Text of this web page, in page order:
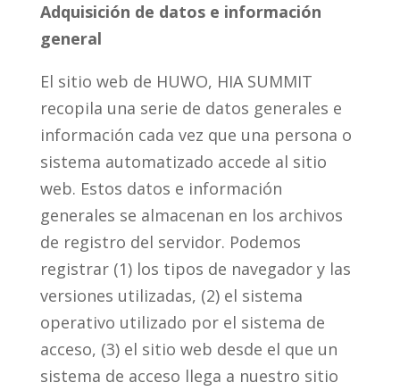
Adquisición de datos e información
general
El sitio web de HUWO, HIA SUMMIT
recopila una serie de datos generales e
información cada vez que una persona o
sistema automatizado accede al sitio
web. Estos datos e información
generales se almacenan en los archivos
de registro del servidor. Podemos
registrar (1) los tipos de navegador y las
versiones utilizadas, (2) el sistema
operativo utilizado por el sistema de
acceso, (3) el sitio web desde el que un
sistema de acceso llega a nuestro sitio